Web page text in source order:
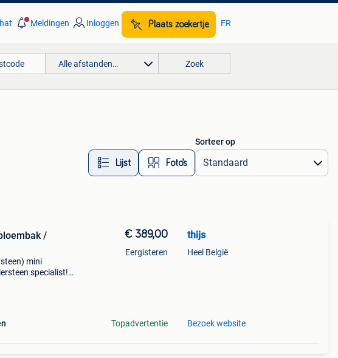
Meldingen Inloggen Plaats zoekertje FR
Alle afstanden… Zoek
Lijst Foto’s
Sorteer op
/
mini
specialist!
€ 389,00
Eergisteren
Topadvertentie
thijs
Heel België
Bezoek website